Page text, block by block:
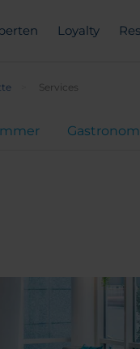
Loyalty
Services